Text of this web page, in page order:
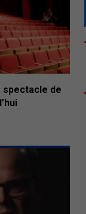
spectacle de